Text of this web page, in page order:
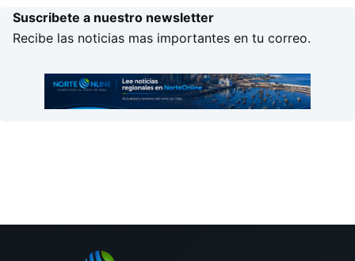
Suscribete a nuestro newsletter
Recibe las noticias mas importantes en tu correo.